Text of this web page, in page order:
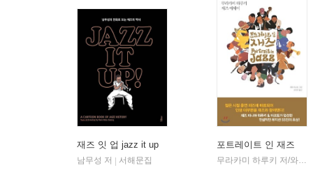
재즈 잇 업 jazz it up
남무성 저
서해문집
포트레이트 인 재즈
무라카미 하루키 저/와다 마코토 그림/김난주 역